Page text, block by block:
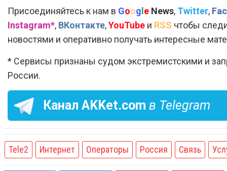
Присоединяйтесь к нам в Google News, Twitter,
Instagram*, ВКонтакте,YouTube и RSS чтобы
новостями и оперативно получать интересные
* Сервисы признаны судом экстремистскими и
России.
Канал AKKet.com в Telegram
Tele2 Интернет Операторы Россия Связь